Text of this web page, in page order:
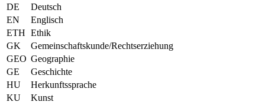
DE
Deutsch
EN
Englisch
ETH Ethik
GK
Gemeinschaftskunde/Rechtserziehung
GEO Geographie
GE
Geschichte
HU
Herkunftssprache
KU
Kunst